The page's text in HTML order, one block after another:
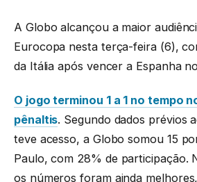
A Globo alcançou a maior
Eurocopa nesta terça-feira (6),
da Itália após vencer a Espanha
O jogo terminou 1 a 1 no tempo
pênaltis. Segundo dados prévios
teve acesso, a Globo somou 15
Paulo, com 28% de participação.
os números foram ainda